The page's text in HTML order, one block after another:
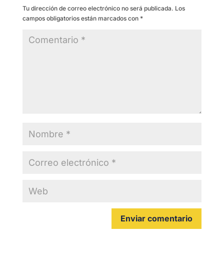
Tu dirección de correo electrónico no será publicada. Los
campos obligatorios están marcados con *